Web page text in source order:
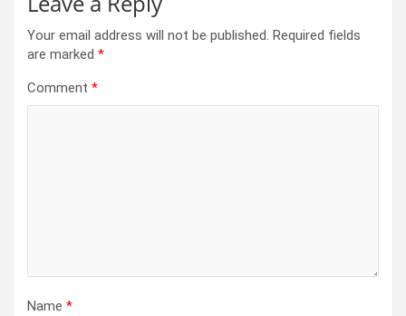
Your email address will not be published. Required fields
are marked *
Comment *
Name *